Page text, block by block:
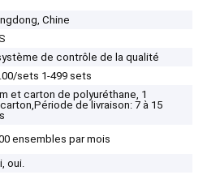
Chine
de contrôle de la qualité
sets 1-499 sets
et carton de polyuréthane, 1
de livraison: 7 à 15
ensembles par mois
oui.